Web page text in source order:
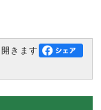
きます